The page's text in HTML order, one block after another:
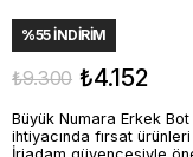
%55İNDIRIM
₺9.300 ₺4.152
Büyük Numara Erkek
ihtiyacında fırsat